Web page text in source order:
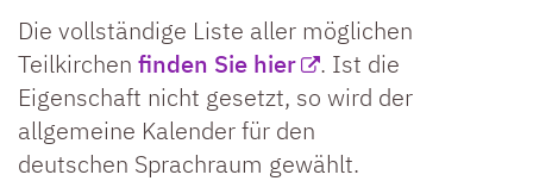
Die vollständige Liste aller möglichen
Teilkirchen finden Sie hier
. Ist die
Eigenschaft nicht gesetzt, so wird der
allgemeine Kalender für den
deutschen Sprachraum gewählt.